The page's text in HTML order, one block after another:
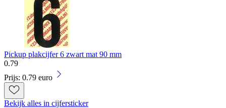
Pickup plakcijfer 6 zwart mat 90 mm
0.79
Prijs: 0.79 euro
Bekijk alles in cijfersticker